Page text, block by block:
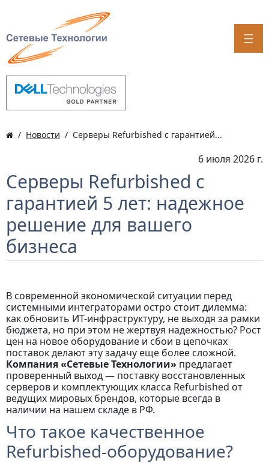
Новости Серверы Refurbished с гарантией...
6 июля 2026 г.
Серверы Refurbished с
гарантией 5 лет: надежное
решение для вашего
бизнеса
В современной экономической ситуации перед
системными интеграторами остро стоит дилемма:
как обновить ИТ-инфраструктуру, не выходя за рамки
бюджета, но при этом не жертвуя надежностью? Рост
цен на новое оборудование и сбои в цепочках
поставок делают эту задачу еще более сложной.
Компания «Сетевые Технологии» предлагает
проверенный выход — поставку восстановленных
серверов и комплектующих класса Refurbished от
ведущих мировых брендов, которые всегда в
наличии на нашем складе в РФ.
Что такое качественное
Refurbished-оборудование?